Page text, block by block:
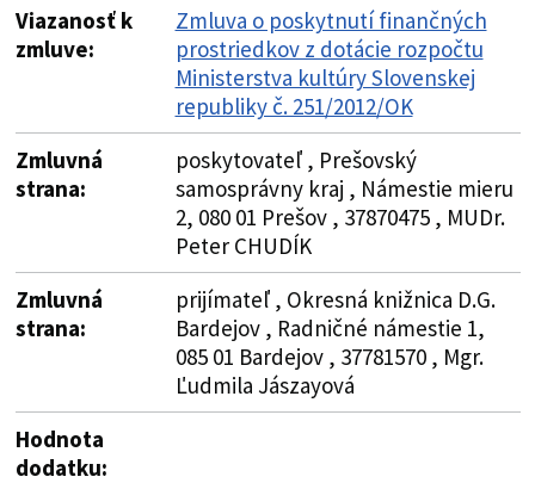
Viazanosť k
zmluve:
Zmluva o poskytnutí finančných
prostriedkov z dotácie rozpočtu
Ministerstva kultúry Slovenskej
republiky č. 251/2012/OK
Zmluvná
strana:
poskytovateľ , Prešovský
samosprávny kraj , Námestie mieru
2, 080 01 Prešov , 37870475 , MUDr.
Peter CHUDÍK
Zmluvná
strana:
prijímateľ , Okresná knižnica D.G.
Bardejov , Radničné námestie 1,
085 01 Bardejov , 37781570 , Mgr.
Ľudmila Jászayová
Hodnota
dodatku: